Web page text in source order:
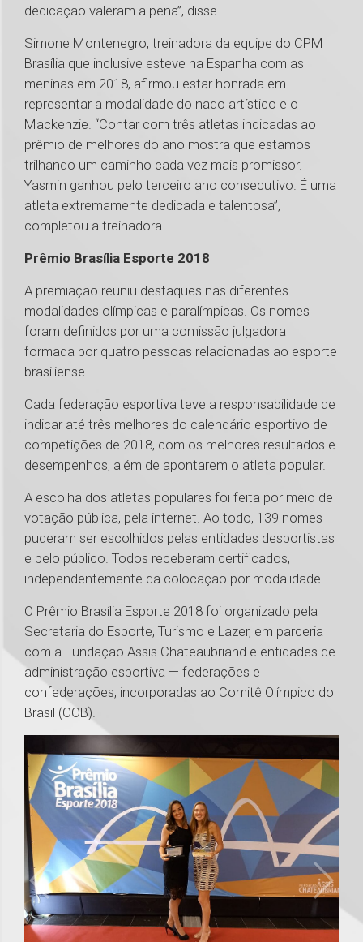
dedicação valeram a pena”, disse.
Simone Montenegro, treinadora da equipe do CPM
Brasília que inclusive esteve na Espanha com as
meninas em 2018, afirmou estar honrada em
representar a modalidade do nado artístico e o
Mackenzie. “Contar com três atletas indicadas ao
prêmio de melhores do ano mostra que estamos
trilhando um caminho cada vez mais promissor.
Yasmin ganhou pelo terceiro ano consecutivo. É uma
atleta extremamente dedicada e talentosa”,
completou a treinadora.
Prêmio Brasília Esporte 2018
A premiação reuniu destaques nas diferentes
modalidades olímpicas e paralímpicas. Os nomes
foram definidos por uma comissão julgadora
formada por quatro pessoas relacionadas ao esporte
brasiliense.
Cada federação esportiva teve a responsabilidade de
indicar até três melhores do calendário esportivo de
competições de 2018, com os melhores resultados e
desempenhos, além de apontarem o atleta popular.
A escolha dos atletas populares foi feita por meio de
votação pública, pela internet. Ao todo, 139 nomes
puderam ser escolhidos pelas entidades desportistas
e pelo público. Todos receberam certificados,
independentemente da colocação por modalidade.
O Prêmio Brasília Esporte 2018 foi organizado pela
Secretaria do Esporte, Turismo e Lazer, em parceria
com a Fundação Assis Chateaubriand e entidades de
administração esportiva — federações e
confederações, incorporadas ao Comitê Olímpico do
Brasil (COB).